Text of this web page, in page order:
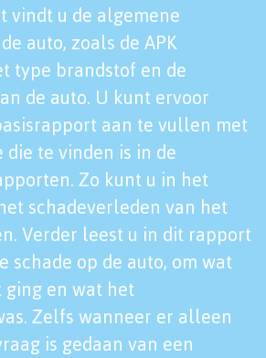
vindt u de algemene
auto, zoals de APK
type brandstof en de
de auto. U kunt ervoor
aan te vullen met
te vinden is in de
Zo kunt u in het
schadeverleden van het
Verder leest u in dit rapport
schade op de auto, om wat
ging en wat het
Zelfs wanneer er alleen
is gedaan van een